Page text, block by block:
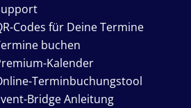
Codes für Deine Termine
buchen
Kalender
Terminbuchungstool
Bridge Anleitung